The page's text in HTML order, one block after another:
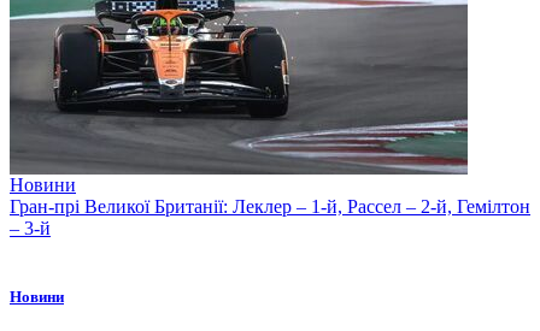
Новини
Гран-прі Великої Британії: Леклер – 1-й, Рассел – 2-й, Гемілтон
– 3-й
Новини